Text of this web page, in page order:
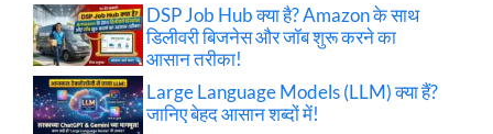
DSP Job Hub क्या है? Amazon के साथ
डिलीवरी बिजनेस और जॉब शुरू करने का
आसान तरीका!
Large Language Models (LLM) क्या हैं?
जानिए बेहद आसान शब्दों में!